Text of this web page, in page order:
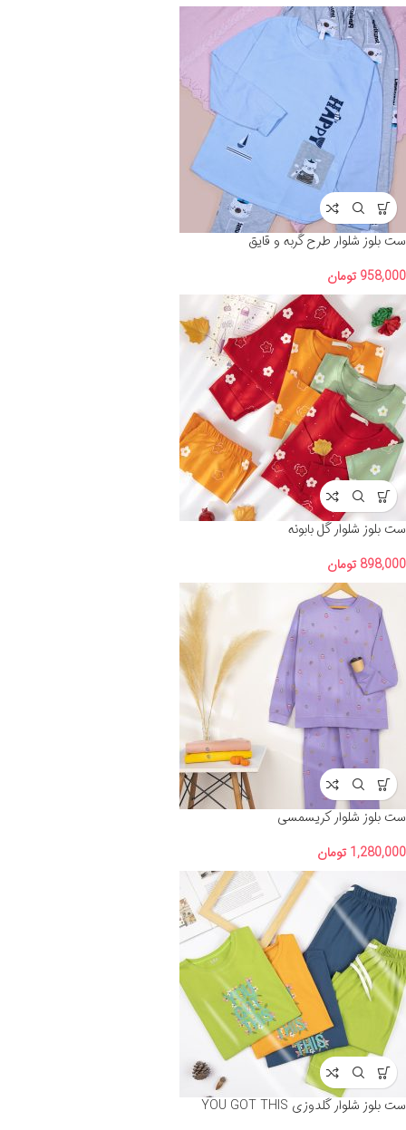
ست بلوز شلوار طرح گربه و قایق
958,000 تومان
ست بلوز شلوار گل بابونه
898,000 تومان
ست بلوز شلوار کریسمسی
1,280,000 تومان
ست بلوز شلوار گلدوزی YOU GOT THIS